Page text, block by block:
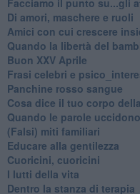
Di amori, maschere e ruoli
​Amici con cui crescere
​Quando la libertà del
Buon XXV Aprile
​Frasi celebri e
​Panchine rosso sangue
​Cosa dice il tuo corpo
​Quando le parole uccidono
​(Falsi) miti familiari
​Educare alla gentilezza
​Cuoricini, cuoricini
I lutti della vita
​Dentro la stanza di terapia